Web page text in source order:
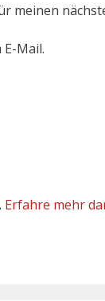
meinen
Mail.
Erfahre mehr